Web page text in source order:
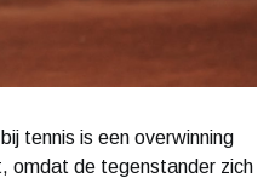
tennis is een overwinning
omdat de tegenstander zich